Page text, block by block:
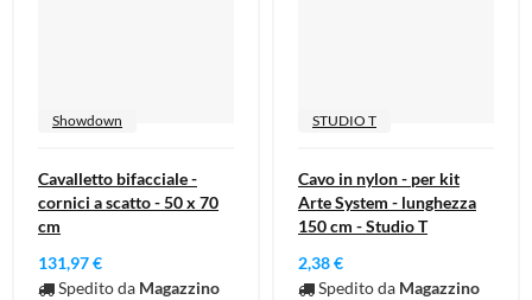
Showdown
Cavalletto bifacciale -
cornici a scatto - 50 x 70
cm
131,97 €
Spedito da Magazzino
STUDIO T
Cavo in nylon - per kit
Arte System - lunghezza
150 cm - Studio T
2,38 €
Spedito da Magazzino